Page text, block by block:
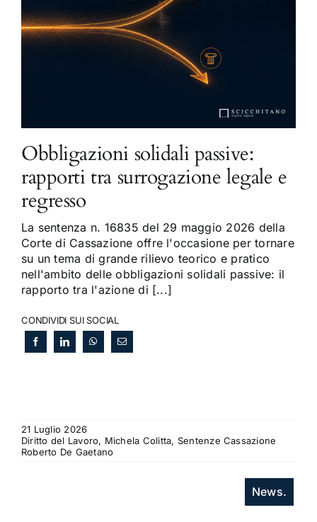
Obbligazioni solidali passive:
rapporti tra surrogazione legale e
regresso
La sentenza n. 16835 del 29 maggio 2026 della
Corte di Cassazione offre l'occasione per tornare
su un tema di grande rilievo teorico e pratico
nell'ambito delle obbligazioni solidali passive: il
rapporto tra l'azione di [...]
CONDIVIDI SUI SOCIAL
21 Luglio 2026
Diritto del Lavoro, Michela Colitta, Sentenze Cassazione
Roberto De Gaetano
News.